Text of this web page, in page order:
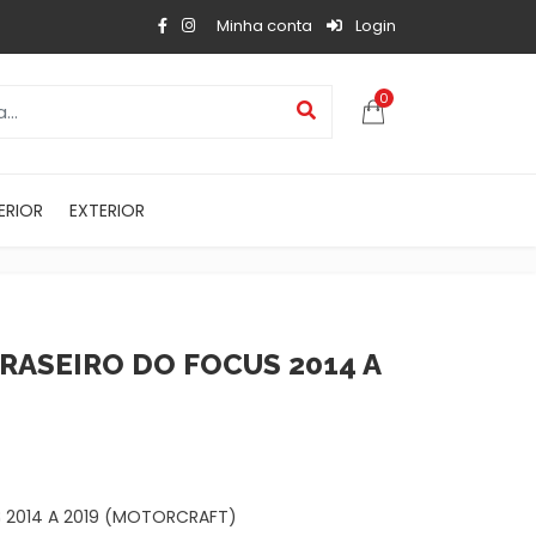
Minha conta Login
0
EXTERIOR
DO FOCUS 2014 A
2014 A 2019 (MOTORCRAFT)